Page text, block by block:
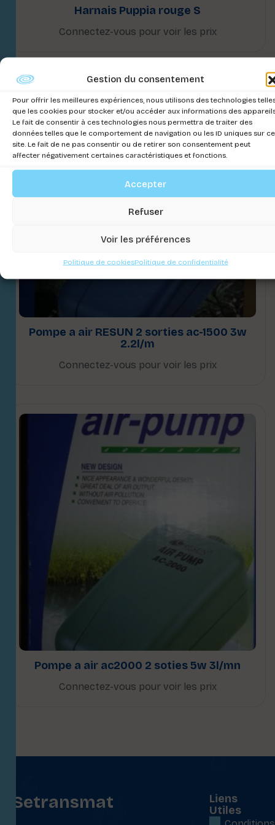
Gestion du consentement
Pour offrir les meilleures expériences, nous utilisons des technologies
que les cookies pour stocker et/ou accéder aux informations des
Le fait de consentir à ces technologies nous permettra de traiter des
données telles que le comportement de navigation ou les ID uniques sur ce
site. Le fait de ne pas consentir ou de retirer son consentement peut
affecter négativement certaines caractéristiques et fonctions.
Accepter
Refuser
Voir les préférences
Politique de cookiesPolitique de confidentialité
Harnais Puppia rouge S
Connectez-vous pour voir les prix
Pompe a air RESUN 2 sorties ac-1500 3w
2.2l/m
Connectez-vous pour voir les prix
Pompe a air ac2000 2 soties 5w 3l/mn
Connectez-vous pour voir les prix
Setransmat
Liens
Utiles